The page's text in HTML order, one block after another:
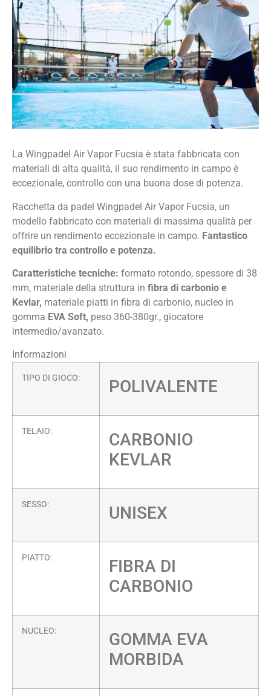
La Wingpadel Air Vapor Fucsia è stata fabbricata con
materiali di alta qualità, il suo rendimento in campo è
eccezionale, controllo con una buona dose di potenza.
Racchetta da padel Wingpadel Air Vapor Fucsia, un
modello fabbricato con materiali di massima qualità per
offrire un rendimento eccezionale in campo. Fantastico
equilibrio tra controllo e potenza.
Caratteristiche tecniche: formato rotondo, spessore di 38
mm, materiale della struttura in fibra di carbonio e
Kevlar, materiale piatti in fibra di carbonio, nucleo in
gomma EVA Soft, peso 360-380gr., giocatore
intermedio/avanzato.
Informazioni
TIPO DI GIOCO: POLIVALENTE
TELAIO:
CARBONIO
KEVLAR
SESSO: UNISEX
PIATTO:
FIBRA DI
CARBONIO
NUCLEO:
GOMMA EVA
MORBIDA